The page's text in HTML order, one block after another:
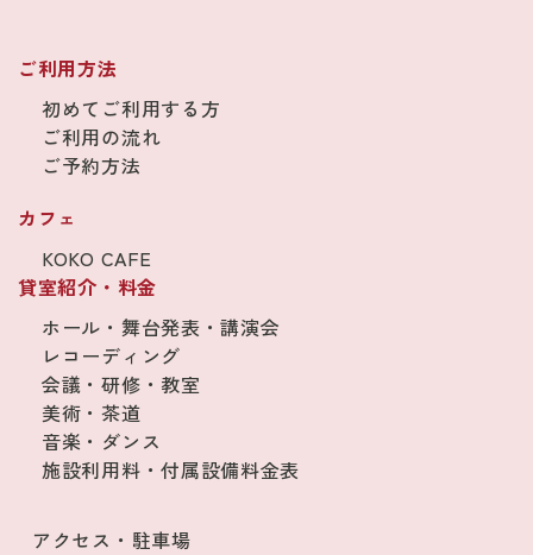
ご利用方法
初めてご利用する方
ご利用の流れ
ご予約方法
カフェ
KOKO CAFE
貸室紹介・料金
ホール・舞台発表・講演会
レコーディング
会議・研修・教室
美術・茶道
音楽・ダンス
施設利用料・付属設備料金表
アクセス・駐車場